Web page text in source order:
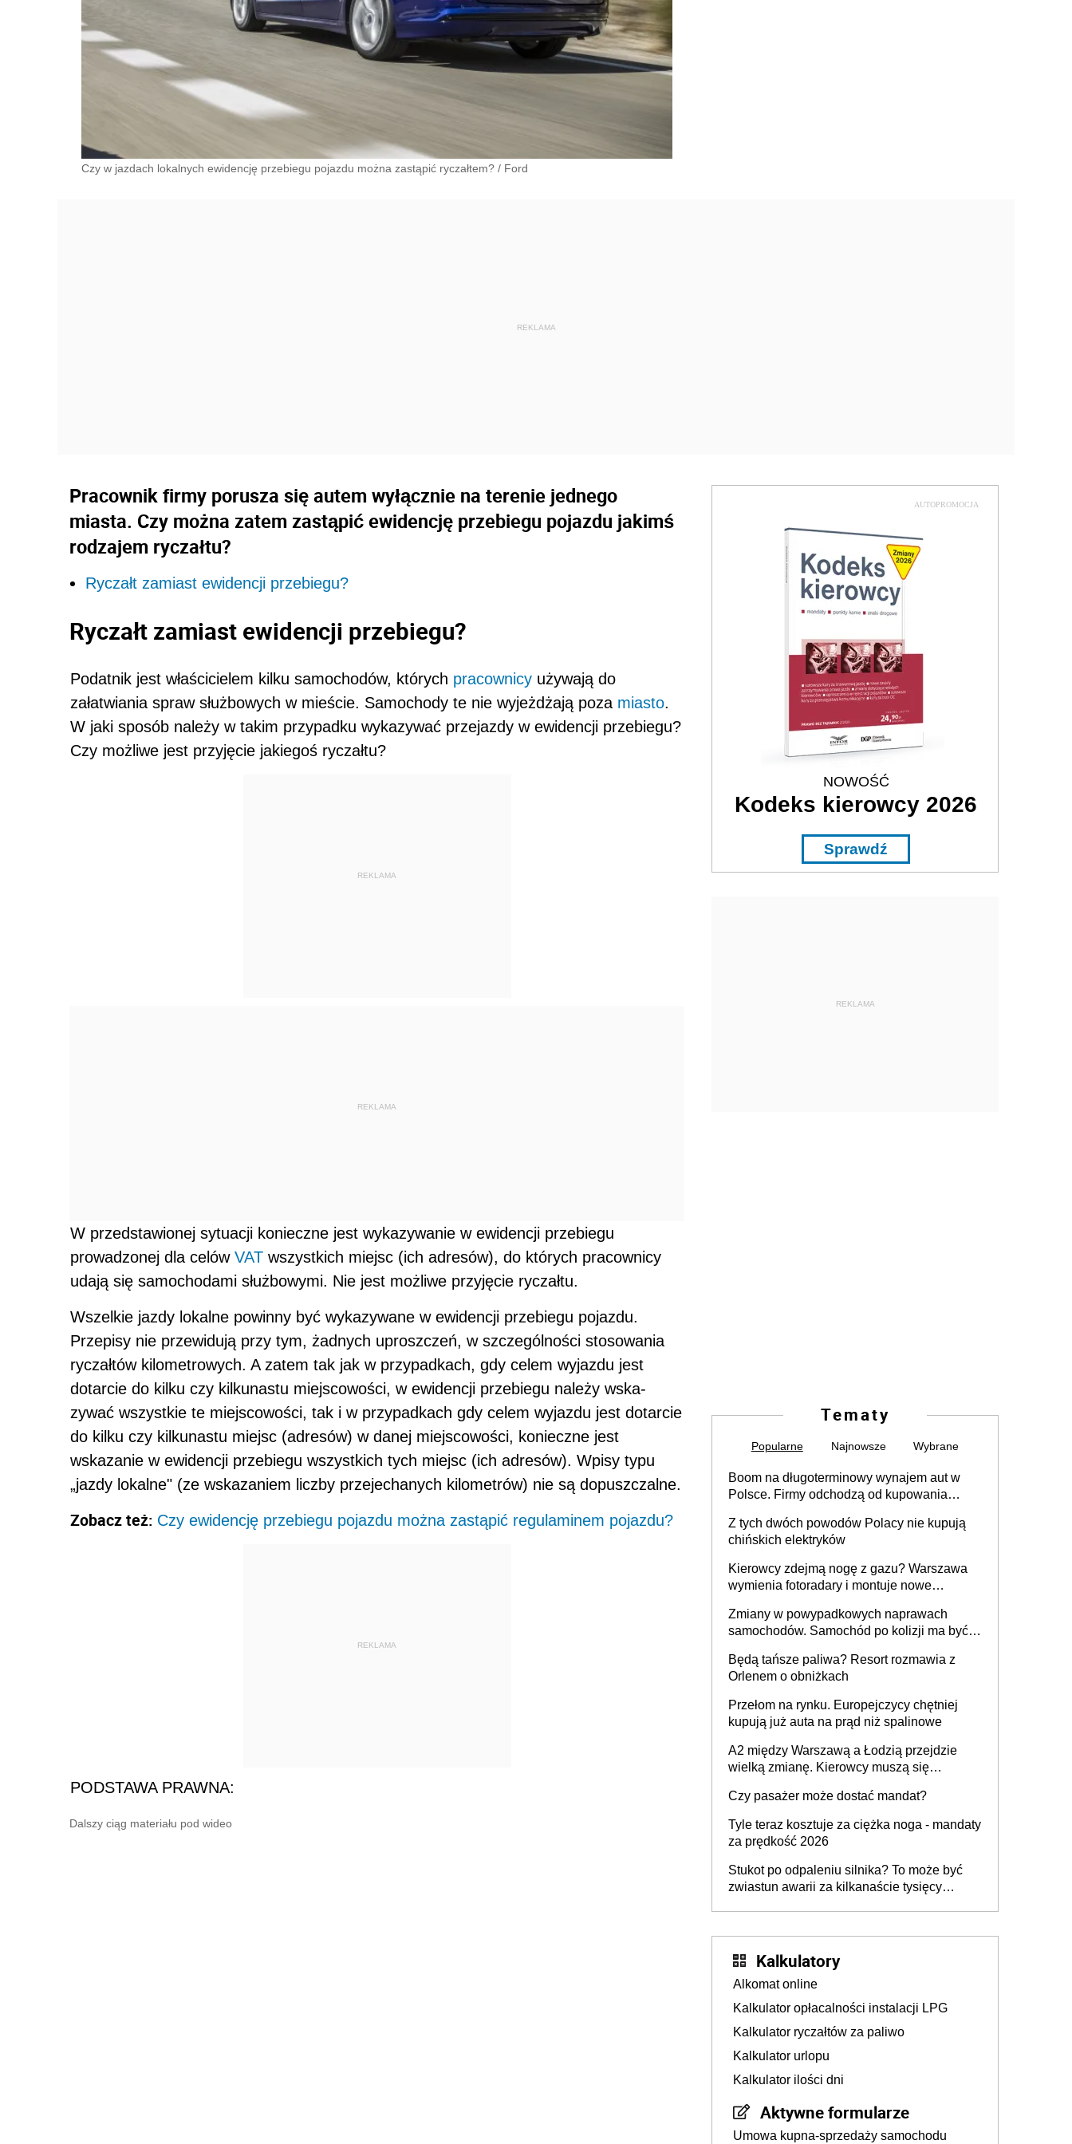
Czy w jazdach lokalnych ewidencję przebiegu pojazdu można zastąpić ryczałtem? / Ford
Pracownik firmy porusza się autem wyłącznie na terenie jednego
miasta. Czy można zatem zastąpić ewidencję przebiegu pojazdu jakimś
rodzajem ryczałtu?
Ryczałt zamiast ewidencji przebiegu?
Ryczałt zamiast ewidencji przebiegu?
Podatnik jest właścicielem kilku samochodów, których pracownicy używają do
załatwiania spraw służ­bowych w mieście. Samochody te nie wyjeżdżają poza miasto.
W jaki sposób należy w takim przypadku wykazywać przejazdy w ewidencji przebiegu?
Czy możliwe jest przyjęcie jakiegoś ryczałtu?
REKLAMA
REKLAMA
W przedstawionej sytuacji konieczne jest wykazywanie w ewidencji przebiegu
prowadzonej dla celówVAT wszystkich miejsc (ich adresów), do których pracownicy
udają się samochodami służbowymi. Nie jest możliwe przyjęcie ryczałtu.
Wszelkie jazdy lokalne powinny być wykazywane w ewidencji przebiegu pojazdu.
Przepisy nie przewidują przy tym, żadnych uproszczeń, w szczególności stosowania
ryczałtów kilometrowych. A zatem tak jak w przypad­kach, gdy celem wyjazdu jest
dotarcie do kilku czy kilkunastu miejscowości, w ewidencji przebiegu należy wska­
zywać wszystkie te miejscowości, tak i w przypadkach gdy celem wyjazdu jest dotarcie
do kilku czy kilkunastu miejsc (adresów) w danej miejscowości, konieczne jest
wskazanie w ewidencji przebiegu wszystkich tych miejsc (ich adresów). Wpisy typu
„jazdy lokalne" (ze wskazaniem liczby przejechanych kilometrów) nie są dopuszczalne.
Zobacz też: Czy ewidencję przebiegu pojazdu można zastąpić regulaminem pojazdu?
REKLAMA
PODSTAWA PRAWNA:
Dalszy ciąg materiału pod wideo
AUTOPROMOCJA
NOWOŚĆ
Kodeks kierowcy 2026
Sprawdź
REKLAMA
Tematy
Popularne Najnowsze Wybrane
Boom na długoterminowy wynajem aut w
Polsce. Firmy odchodzą od kupowania
Z tych dwóch powodów Polacy nie kupują
chińskich elektryków
Kierowcy zdejmą nogę z gazu? Warszawa
wymienia fotoradary i montuje nowe
Zmiany w powypadkowych naprawach
samochodów. Samochód po kolizji ma być
technologią producenta
Będą tańsze paliwa? Resort rozmawia z
Orlenem o obniżkach
Przełom na rynku. Europejczycy chętniej
kupują już auta na prąd niż spalinowe
A2 między Warszawą a Łodzią przejdzie
wielką zmianę. Kierowcy muszą się
Czy pasażer może dostać mandat?
Tyle teraz kosztuje za ciężka noga - mandaty
za prędkość 2026
Stukot po odpaleniu silnika? To może być
zwiastun awarii za kilkanaście tysięcy
Kalkulatory
Alkomat online
Kalkulator opłacalności instalacji LPG
Kalkulator ryczałtów za paliwo
Kalkulator urlopu
Kalkulator ilości dni
Aktywne formularze
Umowa kupna-sprzedaży samochodu